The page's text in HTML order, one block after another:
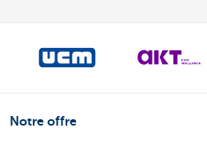
Notre offre